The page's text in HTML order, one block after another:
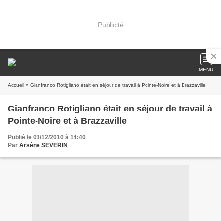
Publicité
MENU
Accueil » Gianfranco Rotigliano était en séjour de travail à Pointe-Noire et à Brazzaville
Gianfranco Rotigliano était en séjour de travail à
Pointe-Noire et à Brazzaville
Publié le 03/12/2010 à 14:40
Par Arsène SEVERIN